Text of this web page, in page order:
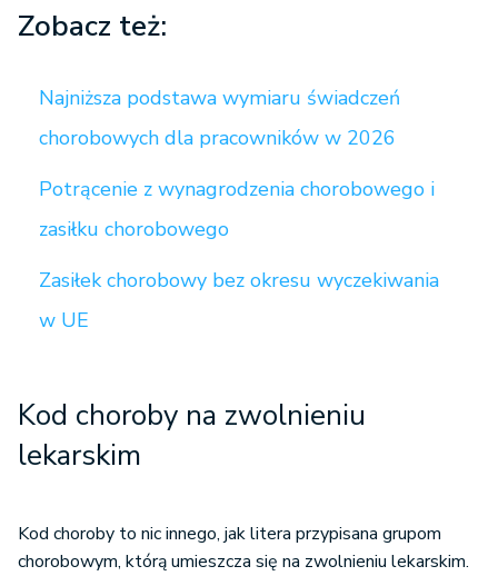
Zobacz też:
Najniższa podstawa wymiaru świadczeń
chorobowych dla pracowników w 2026
Potrącenie z wynagrodzenia chorobowego i
zasiłku chorobowego
Zasiłek chorobowy bez okresu wyczekiwania
w UE
Kod choroby na zwolnieniu
lekarskim
Kod choroby to nic innego, jak litera przypisana grupom
chorobowym, którą umieszcza się na zwolnieniu lekarskim.